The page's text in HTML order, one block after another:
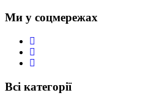
Ми у соцмережах
Всі категорії